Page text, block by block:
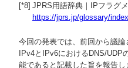
[*8] JPRS用語辞典｜IPフラグ
https://jprs.jp/glossary/
今回の発表では、前回から議
IPv4とIPv6におけるDNS/
能であると記載した旨を報告し